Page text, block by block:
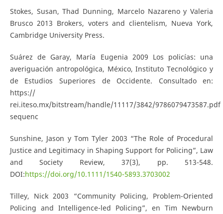
Stokes, Susan, Thad Dunning, Marcelo Nazareno y Valeria
Brusco 2013 Brokers, voters and clientelism, Nueva York,
Cambridge University Press.
Suárez de Garay, María Eugenia 2009 Los policías: una
averiguación antropológica, México, Instituto Tecnológico y
de Estudios Superiores de Occidente. Consultado en:
https://
rei.iteso.mx/bitstream/handle/11117/3842/9786079473587.pdf
sequenc
Sunshine, Jason y Tom Tyler 2003 “The Role of Procedural
Justice and Legitimacy in Shaping Support for Policing”, Law
and Society Review, 37(3), pp. 513-548.
DOI:https://doi.org/10.1111/1540-5893.3703002
Tilley, Nick 2003 “Community Policing, Problem-Oriented
Policing and Intelligence-led Policing”, en Tim Newburn